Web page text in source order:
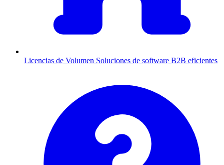
Licencias de Volumen Soluciones de software B2B eficientes